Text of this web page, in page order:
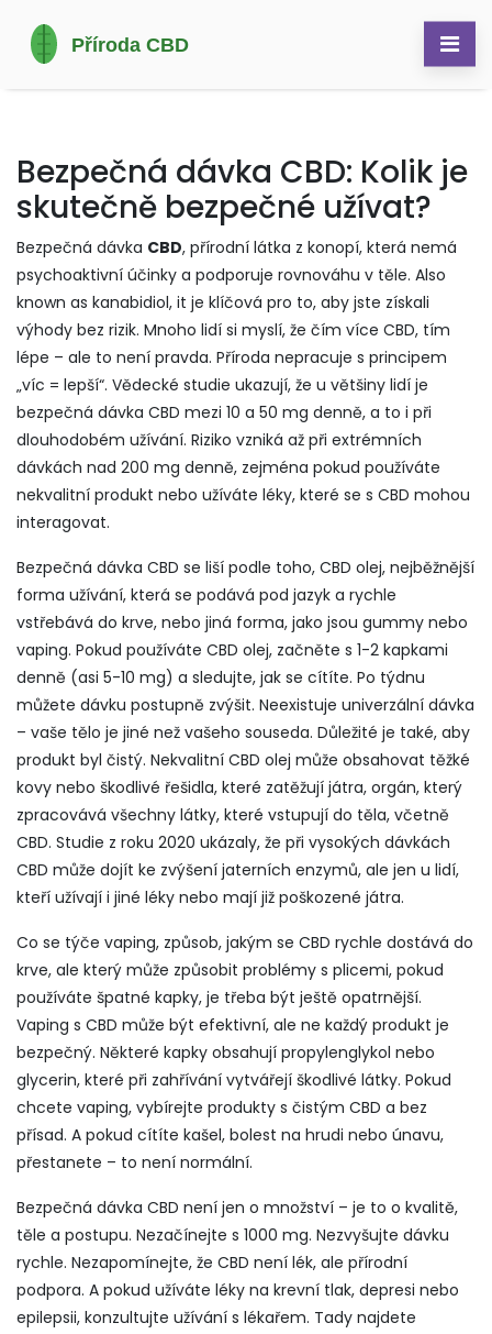
Bezpečná dávka CBD: Kolik je
skutečně bezpečné užívat?
Bezpečná dávka CBD, přírodní látka z konopí, která nemá
psychoaktivní účinky a podporuje rovnováhu v těle. Also
known as kanabidiol, it je klíčová pro to, aby jste získali
výhody bez rizik. Mnoho lidí si myslí, že čím více CBD, tím
lépe – ale to není pravda. Příroda nepracuje s principem
„víc = lepší“. Vědecké studie ukazují, že u většiny lidí je
bezpečná dávka CBD mezi 10 a 50 mg denně, a to i při
dlouhodobém užívání. Riziko vzniká až při extrémních
dávkách nad 200 mg denně, zejména pokud používáte
nekvalitní produkt nebo užíváte léky, které se s CBD mohou
interagovat.
Bezpečná dávka CBD se liší podle toho, CBD olej, nejběžnější
forma užívání, která se podává pod jazyk a rychle
vstřebává do krve, nebo jiná forma, jako jsou gummy nebo
vaping. Pokud používáte CBD olej, začněte s 1-2 kapkami
denně (asi 5-10 mg) a sledujte, jak se cítíte. Po týdnu
můžete dávku postupně zvýšit. Neexistuje univerzální dávka
– vaše tělo je jiné než vašeho souseda. Důležité je také, aby
produkt byl čistý. Nekvalitní CBD olej může obsahovat těžké
kovy nebo škodlivé řešidla, které zatěžují játra, orgán, který
zpracovává všechny látky, které vstupují do těla, včetně
CBD. Studie z roku 2020 ukázaly, že při vysokých dávkách
CBD může dojít ke zvýšení jaterních enzymů, ale jen u lidí,
kteří užívají i jiné léky nebo mají již poškozené játra.
Co se týče vaping, způsob, jakým se CBD rychle dostává do
krve, ale který může způsobit problémy s plicemi, pokud
používáte špatné kapky, je třeba být ještě opatrnější.
Vaping s CBD může být efektivní, ale ne každý produkt je
bezpečný. Některé kapky obsahují propylenglykol nebo
glycerin, které při zahřívání vytvářejí škodlivé látky. Pokud
chcete vaping, vybírejte produkty s čistým CBD a bez
přísad. A pokud cítíte kašel, bolest na hrudi nebo únavu,
přestanete – to není normální.
Bezpečná dávka CBD není jen o množství – je to o kvalitě,
těle a postupu. Nezačínejte s 1000 mg. Nezvyšujte dávku
rychle. Nezapomínejte, že CBD není lék, ale přírodní
podpora. A pokud užíváte léky na krevní tlak, depresi nebo
epilepsii, konzultujte užívání s lékařem. Tady najdete